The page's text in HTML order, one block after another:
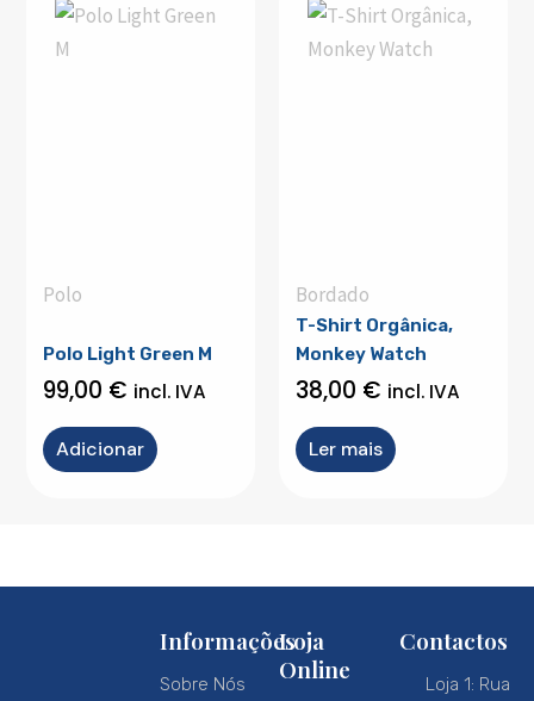
Polo
Polo Light Green M
99,00 € incl. IVA
Adicionar
Bordado
T-Shirt Orgânica,
Monkey Watch
38,00 € incl. IVA
Ler mais
Informações
Sobre Nós
Loja
Online
Contactos
Loja 1: Rua